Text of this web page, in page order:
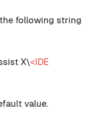
following string
X\<IDE
value.